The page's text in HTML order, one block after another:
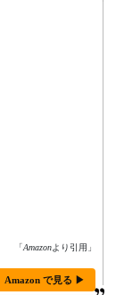
「Amazonより引用」
Amazon で見る ▶